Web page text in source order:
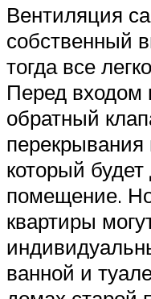
Вентиляция
собственный
тогда все
Перед входом
обратный
перекрывания
который будет
помещение.
квартиры
ванной и